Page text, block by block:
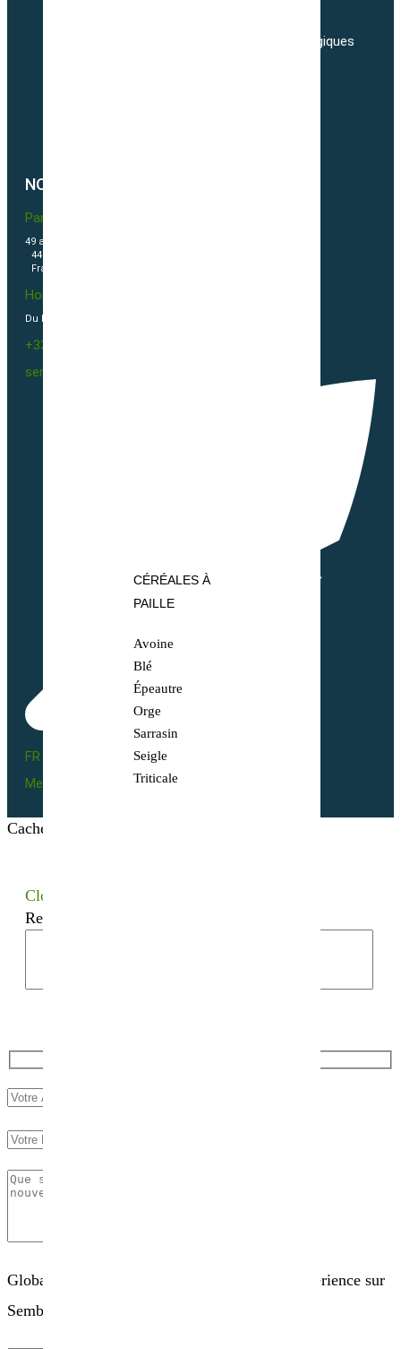
CÉRÉALES À
PAILLE
Avoine
Blé
Épeautre
Orge
Sarrasin
Seigle
Triticale
Nos tarifs de transport de semences Biologiques
NOUS CONTACTER
Partner & Co SAS
49 avenue du Général de Gaulle
44500 La Baule Escoublac
France
Horaires
Du Lundi au vendredi 09h00-12h00 / 13h30-16h00
+33(0)2 40 23 63 24
sembio@partnerandco.fr
FR BIO 10 - 66055
Mentions légales
Cacher les filtres
Close
Recherchez votre semence bio
Globalement, comment évaluez-vous votre expérience sur
Sembio.fr ?